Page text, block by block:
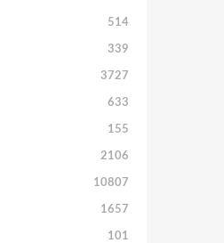
514
339
3727
633
155
2106
10807
1657
101